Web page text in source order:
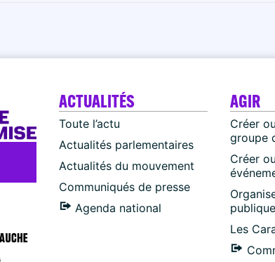
ACTUALITÉS
Toute l’actu
Actualités parlementaires
Actualités du mouvement
Communiqués de presse
Agenda national
AGIR
Créer
groupe
Créer
publique
Les